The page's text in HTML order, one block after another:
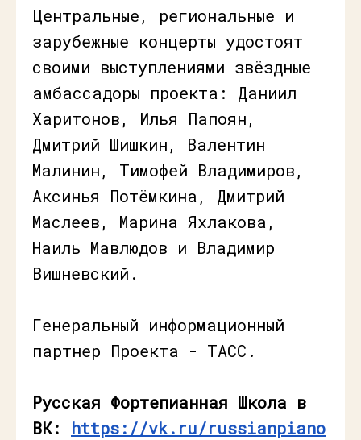
Центральные, региональные и
зарубежные концерты удостоят
своими выступлениями звёздные
амбассадоры проекта: Даниил
Харитонов, Илья Папоян,
Дмитрий Шишкин, Валентин
Малинин, Тимофей Владимиров,
Аксинья Потёмкина, Дмитрий
Маслеев, Марина Яхлакова,
Наиль Мавлюдов и Владимир
Вишневский.
Генеральный информационный
партнер Проекта - ТАСС.
Русская Фортепианная Школа в
ВК: https://vk.ru/russianpiano